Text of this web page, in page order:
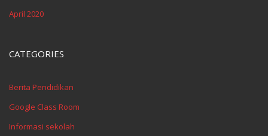
April 2020
CATEGORIES
Berita Pendidikan
Google Class Room
Informasi sekolah